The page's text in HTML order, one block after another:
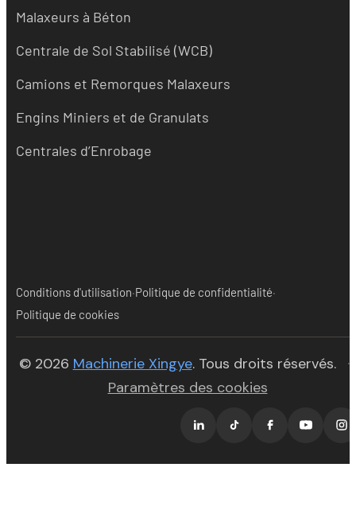
Malaxeurs à Béton
Centrale de Sol Stabilisé (WCB)
Camions et Remorques Malaxeurs
Engins Miniers et de Granulats
Centrales d’Enrobage
Conditions d'utilisation·Politique de confidentialité·
Politique de cookies
© 2026 Machinerie Xingye(opens in new tab)
. Tous droits réservés.
·
Paramètres des cookies